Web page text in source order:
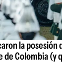
la posesión
Colombia (y